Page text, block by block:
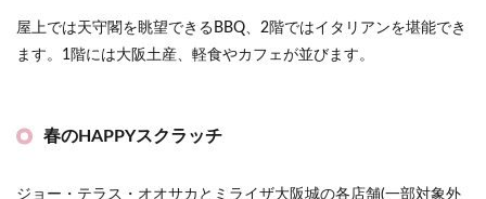
屋上では天守閣を眺望できるBBQ、2階ではイタリアンを堪能でき
ます。1階には大阪土産、軽食やカフェが並びます。
春のHAPPYスクラッチ
ジョー・テラス・オオサカとミライザ大阪城の各店舗(一部対象外